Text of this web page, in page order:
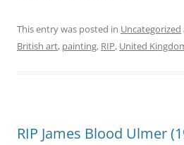
This entry was posted in Uncategorized
British art, painting, RIP, United
RIP James Blood Ulmer